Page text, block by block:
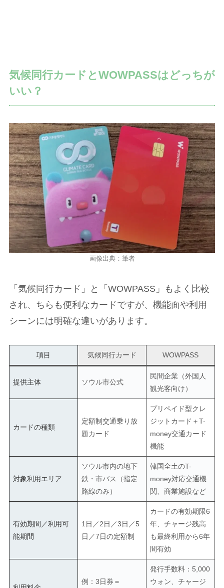
気候同行カードとWOWPASSはどっちが
いい？
画像出典：筆者
「気候同行カード」と「WOWPASS」もよく比較
され、ちらも便利なカードですが、機能面や利用
シーンには明確な違いがあります。
項目 気候同行カード WOWPASS
提供主体 ソウル市公式
民間企業（外国人
観光客向け）
カードの種類
定額制交通乗り放
題カード
プリペイド型クレ
ジットカード＋T-
money交通カード
機能
対象利用エリア
ソウル市内の地下
鉄・市バス（指定
路線のみ）
韓国全土のT-
money対応交通機
関、商業施設など
有効期間／利用可
能期間
1日／2日／3日／5
日／7日の定額制
カードの有効期限6
年、チャージ残高
も最終利用から6年
間有効
例：3日券＝
発行手数料：5,000
ウォン、チャージ